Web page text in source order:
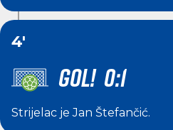
4'
GOL! 0:1
Strijelac jeJan Štefančić.